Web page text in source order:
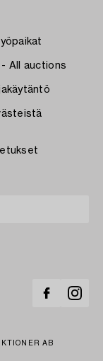
- All auctions
AB